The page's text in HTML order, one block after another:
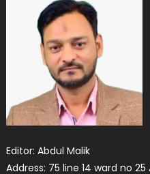
Editor: Abdul Malik
Address: 75 line 14 ward no